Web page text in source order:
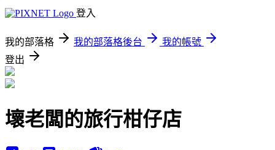
登入
我的部落格 我的部落格後台
我的帳號
登出
壞老闆的旅行柑仔店